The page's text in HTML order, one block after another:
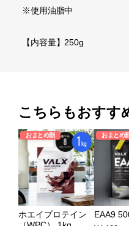
※使用油脂中
【内容量】250g
こちらもおすす
おまとめ割
ホエイプロテイン
おまとめ
EAA9